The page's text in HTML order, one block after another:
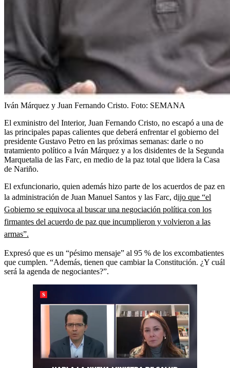
Iván Márquez y Juan Fernando Cristo. Foto: SEMANA
El exministro del Interior, Juan Fernando Cristo, no escapó a una de
las principales papas calientes que deberá enfrentar el gobierno del
presidente Gustavo Petro en las próximas semanas: darle o no
tratamiento político a Iván Márquez y a los disidentes de la Segunda
Marquetalia de las Farc, en medio de la paz total que lidera la Casa
de Nariño.
El exfuncionario, quien además hizo parte de los acuerdos de paz en
la administración de Juan Manuel Santos y las Farc, dijo que “el
Gobierno se equivoca al buscar una negociación política con los
firmantes del acuerdo de paz que incumplieron y volvieron a las
armas”.
Expresó que es un “pésimo mensaje” al 95 % de los excombatientes
que cumplen. “Además, tienen que cambiar la Constitución. ¿Y cuál
será la agenda de negociantes?”.